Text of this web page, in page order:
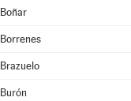
Boñar
Borrenes
Brazuelo
Burón